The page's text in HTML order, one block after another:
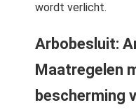
wordt verlicht.
Arbobesluit:
Maatregelen
bescherming